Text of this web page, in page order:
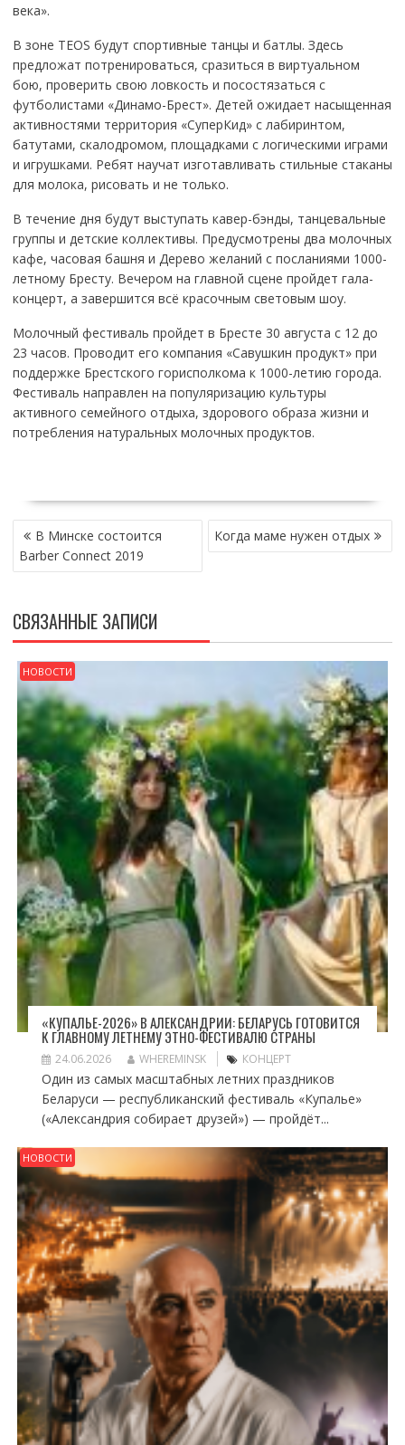
века».
В зоне TEOS будут спортивные танцы и батлы. Здесь
предложат потренироваться, сразиться в виртуальном
бою, проверить свою ловкость и посостязаться с
футболистами «Динамо-Брест». Детей ожидает насыщенная
активностями территория «СуперКид» с лабиринтом,
батутами, скалодромом, площадками с логическими играми
и игрушками. Ребят научат изготавливать стильные стаканы
для молока, рисовать и не только.
В течение дня будут выступать кавер-бэнды, танцевальные
группы и детские коллективы. Предусмотрены два молочных
кафе, часовая башня и Дерево желаний с посланиями 1000-
летному Бресту. Вечером на главной сцене пройдет гала-
концерт, а завершится всё красочным световым шоу.
Молочный фестиваль пройдет в Бресте 30 августа с 12 до
23 часов. Проводит его компания «Савушкин продукт» при
поддержке Брестского горисполкома к 1000-летию города.
Фестиваль направлен на популяризацию культуры
активного семейного отдыха, здорового образа жизни и
потребления натуральных молочных продуктов.
НАВИГАЦИЯ
ПО
ЗАПИСЯМ
В Минске состоится
Barber Connect 2019
Когда маме нужен отдых
СВЯЗАННЫЕ ЗАПИСИ
НОВОСТИ
«КУПАЛЬЕ-2026» В АЛЕКСАНДРИИ: БЕЛАРУСЬ ГОТОВИТСЯ
К ГЛАВНОМУ ЛЕТНЕМУ ЭТНО-ФЕСТИВАЛЮ СТРАНЫ
24.06.2026 WHEREMINSK КОНЦЕРТ
Один из самых масштабных летних праздников
Беларуси — республиканский фестиваль «Купалье»
(«Александрия собирает друзей») — пройдёт...
НОВОСТИ